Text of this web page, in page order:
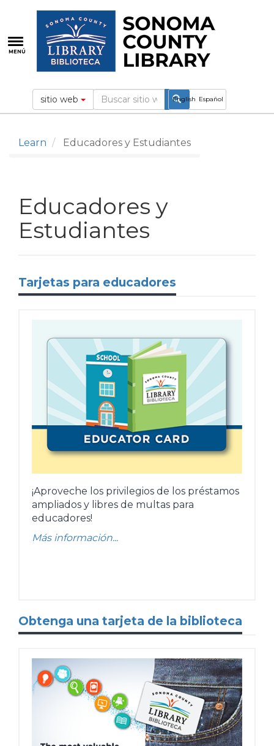
contenido
principal
MENÚ
English Español
sitio web
Learn Educadores y Estudiantes
Educadores y
Estudiantes
Tarjetas para educadores
¡Aproveche los privilegios de los préstamos
ampliados y libres de multas para
educadores!
Más información...
Obtenga una tarjeta de la biblioteca